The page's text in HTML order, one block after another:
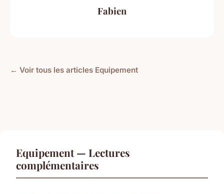
Fabien
← Voir tous les articles Equipement
Equipement — Lectures
complémentaires